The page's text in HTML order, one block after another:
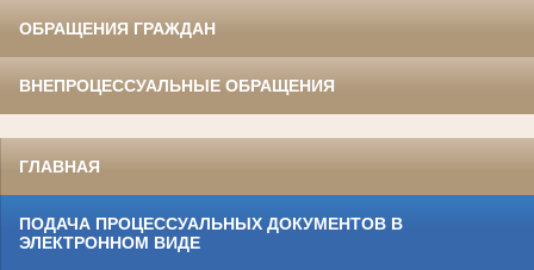
ОБРАЩЕНИЯ ГРАЖДАН
ВНЕПРОЦЕССУАЛЬНЫЕ ОБРАЩЕНИЯ
ГЛАВНАЯ
ПОДАЧА ПРОЦЕССУАЛЬНЫХ ДОКУМЕНТОВ В
ЭЛЕКТРОННОМ ВИДЕ